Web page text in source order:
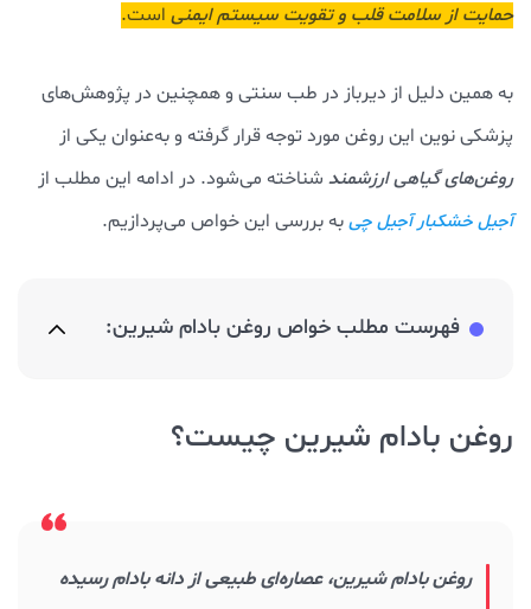
حمایت از سلامت قلب و تقویت سیستم ایمنی است.
به همین دلیل از دیرباز در طب سنتی و همچنین در پژوهش‌های
پزشکی نوین این روغن مورد توجه قرار گرفته و به‌عنوان یکی از
روغن‌های گیاهی ارزشمند شناخته می‌شود. در ادامه این مطلب از
آجیل خشکبار آجیل چیبه بررسی این خواص می‌پردازیم.
فهرست مطلب خواص روغن بادام شیرین:
روغن بادام شیرین چیست؟
روغن بادام شیرین، عصاره‌ای طبیعی از دانه بادام رسیده